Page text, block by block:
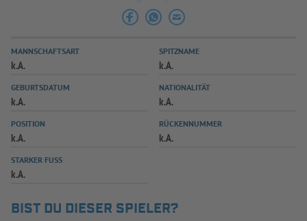
SPIELPLUS
MANNSCHAFTSART
k.A.
SPITZNAME
k.A.
GEBURTSDATUM
k.A.
NATIONALITÄT
k.A.
POSITION
k.A.
RÜCKENNUMMER
k.A.
STARKER FUSS
k.A.
BIST DU DIESER SPIELER?